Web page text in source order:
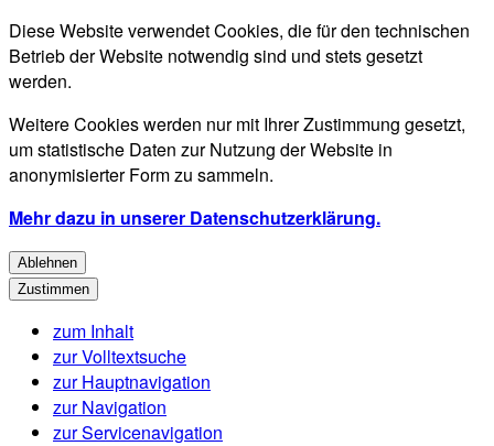
Diese Website verwendet Cookies, die für den technischen
Betrieb der Website notwendig sind und stets gesetzt
werden.
Weitere Cookies werden nur mit Ihrer Zustimmung gesetzt,
um statistische Daten zur Nutzung der Website in
anonymisierter Form zu sammeln.
Mehr dazu in unserer Datenschutzerklärung.
Ablehnen
Zustimmen
zum Inhalt
zur Volltextsuche
zur Hauptnavigation
zur Navigation
zur Servicenavigation